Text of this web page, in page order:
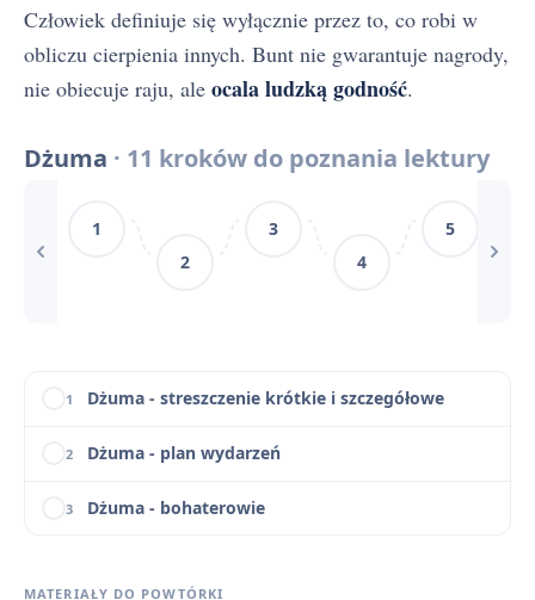
Człowiek definiuje się wyłącznie przez to, co robi w
obliczu cierpienia innych. Bunt nie gwarantuje nagrody,
nie obiecuje raju, ale ocala ludzką godność.
Dżuma · 11 kroków do poznania lektury
1
2
3
4
5
5 Kontekst historyczny i polityczny Dżumy
Słowniczek pojęć do Dżumy: parabola, egzystencjalizm, absurd
Dżuma na maturze - pytania jawne i zagadnienia
Dżuma jako powieść-parabola
1 Dżuma - streszczenie krótkie i szczegółowe
2 Dżuma - plan wydarzeń
3 Dżuma - bohaterowie
MATERIAŁY DO POWTÓRKI